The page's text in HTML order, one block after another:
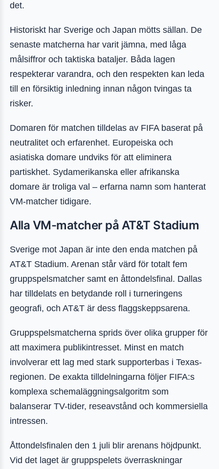
det.
Historiskt har Sverige och Japan mötts sällan. De
senaste matcherna har varit jämna, med låga
målsiffror och taktiska bataljer. Båda lagen
respekterar varandra, och den respekten kan leda
till en försiktig inledning innan någon tvingas ta
risker.
Domaren för matchen tilldelas av FIFA baserat på
neutralitet och erfarenhet. Europeiska och
asiatiska domare undviks för att eliminera
partiskhet. Sydamerikanska eller afrikanska
domare är troliga val – erfarna namn som hanterat
VM-matcher tidigare.
Alla VM-matcher på AT&T Stadium
Sverige mot Japan är inte den enda matchen på
AT&T Stadium. Arenan står värd för totalt fem
gruppspelsmatcher samt en åttondelsfinal. Dallas
har tilldelats en betydande roll i turneringens
geografi, och AT&T är dess flaggskeppsarena.
Gruppspelsmatcherna sprids över olika grupper för
att maximera publikintresset. Minst en match
involverar ett lag med stark supporterbas i Texas-
regionen. De exakta tilldelningarna följer FIFA:s
komplexa schemaläggningsalgoritm som
balanserar TV-tider, reseavstånd och kommersiella
intressen.
Åttondelsfinalen den 1 juli blir arenans höjdpunkt.
Vid det laget är gruppspelets överraskningar